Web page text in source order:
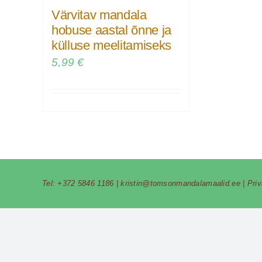
Värvitav mandala
hobuse aastal õnne ja
külluse meelitamiseks
5,99€
Tel: +372 5846 1186 |kristin@tomsonmandalamaalid.ee|